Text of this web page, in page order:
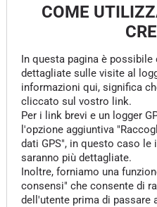
COME
In questa pagina è
dettagliate sulle visite al
informazioni qui, significa
cliccato sul vostro link.
Per i link brevi e un logger
l'opzione aggiuntiva
dati GPS", in questo caso
saranno più dettagliate.
Inoltre, forniamo una
consensi" che consente di
dell'utente prima di passare